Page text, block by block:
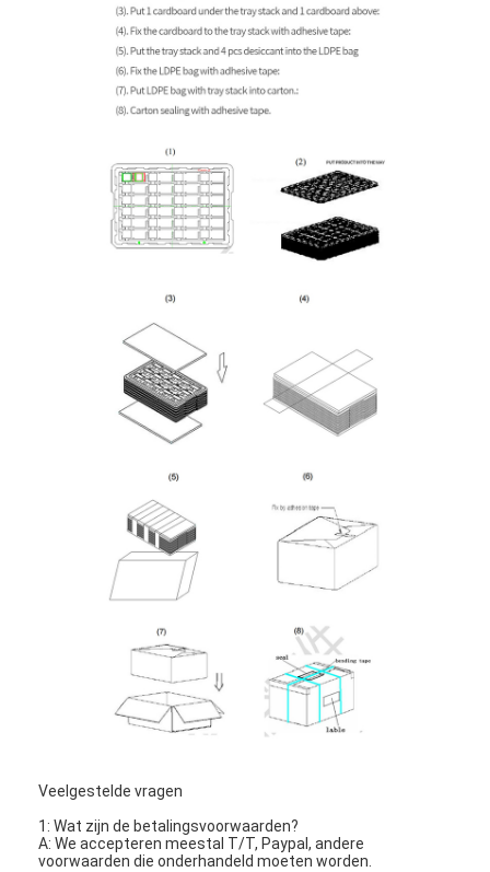
Veelgestelde vragen
1: Wat zijn de betalingsvoorwaarden?
A: We accepteren meestal T/T, Paypal, andere
voorwaarden die onderhandeld moeten worden.